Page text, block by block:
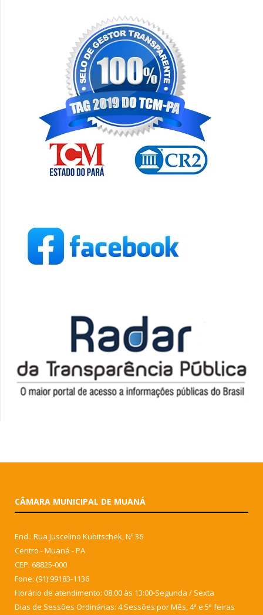
CÂMARA MUNICIPAL DE MUANÁ
End.: Rua Juscelino Kubitschek, Nº 36
Centro - Muaná - PA
CEP: 68825-000
Fone: (91) 99183-1136
Horário de atendimento: 08:00 às 13:00-Segunda / Sexta
Dias de Sessões Ordinárias: 4 Sessões por Mês, 4ª e 5ª feiras